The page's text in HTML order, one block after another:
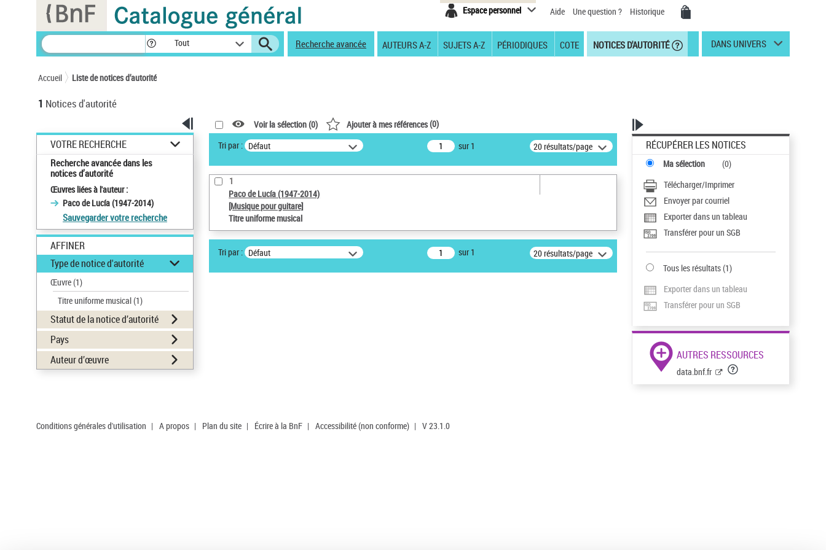
Espace personnel Aide Une question ? Historique
Tout Recherche avancée AUTEURS A-Z SUJETS A-Z PÉRIODIQUES COTE NOTICES D'AUTORITÉ DANS UNIVERS
Accueil Liste de notices d’autorité
1 Notices d'autorité
VOTRE RECHERCHE
Recherche avancée dans les
notices d’autorité
Œuvres liées à l'auteur :
Paco de Lucía (1947-2014)
Sauvegarder votre recherche
AFFINER
Type de notice d'autorité
Œuvre(1)
Titre uniforme musical(1)
Statut de la notice d’autorité
Pays
Auteur d’œuvre
Voir la sélection (0) Ajouter à mes références(0)
Tri par : Défaut sur 1 20 résultats/page
1
Paco de Lucía (1947-2014)
[Musique pour guitare]
Titre uniforme musical
Tri par : Défaut sur 1 20 résultats/page
RÉCUPÉRER LES NOTICES
Ma sélection (0)
Télécharger/Imprimer
Envoyer par courriel
Exporter dans un tableau
Transférer pour un SGB
Tous les résultats(1)
Exporter dans un tableau
Transférer pour un SGB
AUTRES RESSOURCES
data.bnf.fr
Conditions générales d'utilisation | A propos | Plan du site | Écrire à la BnF | Accessibilité (non conforme) | V 23.1.0
Panneau de gestion des cookies